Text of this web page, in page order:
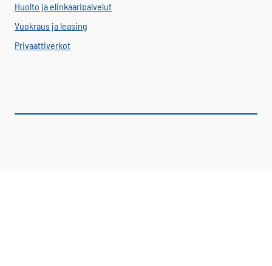
Huolto ja elinkaaripalvelut
Vuokraus ja leasing
Privaattiverkot